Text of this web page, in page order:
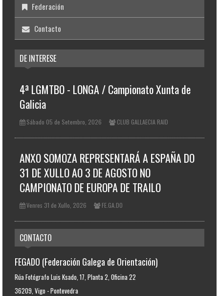
Federación
Contacto
DE INTERESE
4ª LGMTBO - LONGA / Campionato Xunta de
Galicia
Sábado 05 de Setembro, 2026 CLUB GALLAECIA RAID
ANXO SOMOZA REPRESENTARÁ A ESPAÑA DO
31 DE XULLO AO 3 DE AGOSTO NO
CAMPIONATO DE EUROPA DE TRAILO
Venres 31 de Xullo, 2026 FE.GA.DO
CONTACTO
FEGADO (Federación Galega de Orientación)
Rúa Fotógrafo Luis Ksado, 17, Planta 2, Oficina 22
36209, Vigo - Pontevedra